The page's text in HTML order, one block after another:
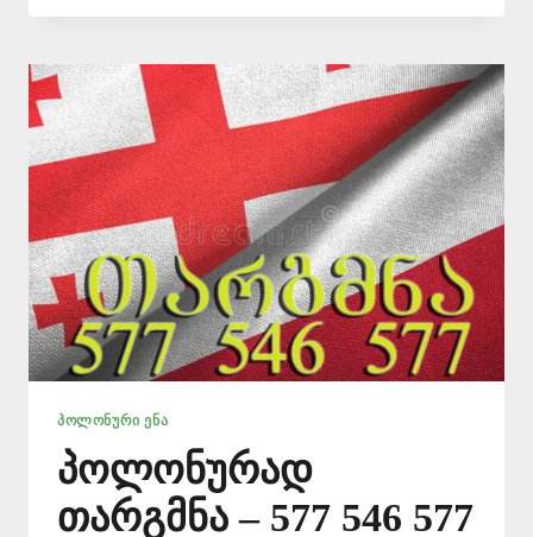
ᲜᲝᲢᲐᲠᲘᲣᲚᲘ
–
577546577
ᲞᲝᲚᲝᲜᲣᲠᲘ ᲔᲜᲐ
პოლონურად
თარგმნა – 577 546 577